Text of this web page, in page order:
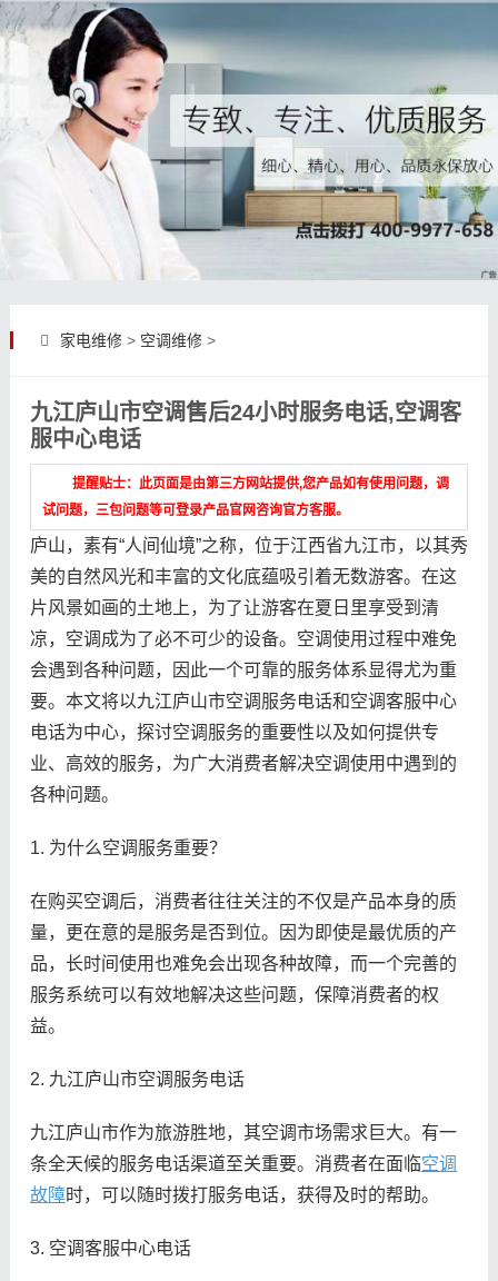
家电维修> 空调维修>
九江庐山市空调售后24小时服务电话,空调客
服中心电话
提醒贴士：此页面是由第三方网站提供,您产品如有使用问题，调
试问题，三包问题等可登录产品官网咨询官方客服。
庐山，素有“人间仙境”之称，位于江西省九江市，以其秀
美的自然风光和丰富的文化底蕴吸引着无数游客。在这
片风景如画的土地上，为了让游客在夏日里享受到清
凉，空调成为了必不可少的设备。空调使用过程中难免
会遇到各种问题，因此一个可靠的服务体系显得尤为重
要。本文将以九江庐山市空调服务电话和空调客服中心
电话为中心，探讨空调服务的重要性以及如何提供专
业、高效的服务，为广大消费者解决空调使用中遇到的
各种问题。
1. 为什么空调服务重要？
在购买空调后，消费者往往关注的不仅是产品本身的质
量，更在意的是服务是否到位。因为即使是最优质的产
品，长时间使用也难免会出现各种故障，而一个完善的
服务系统可以有效地解决这些问题，保障消费者的权
益。
2. 九江庐山市空调服务电话
九江庐山市作为旅游胜地，其空调市场需求巨大。有一
条全天候的服务电话渠道至关重要。消费者在面临空调
故障时，可以随时拨打服务电话，获得及时的帮助。
3. 空调客服中心电话